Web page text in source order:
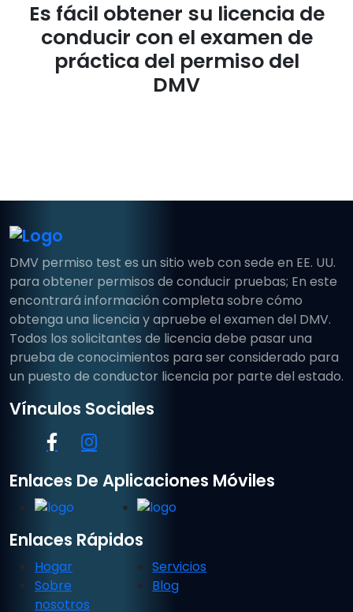
Es fácil obtener su licencia de
conducir con el examen de
práctica del permiso del
DMV
DMV permiso test es un sitio web con sede en EE. UU.
para obtener permisos de conducir pruebas; En este
encontrará información completa sobre cómo
obtenga una licencia y apruebe el examen del DMV.
Todos los solicitantes de licencia debe pasar una
prueba de conocimientos para ser considerado para
un puesto de conductor licencia por parte del estado.
Vínculos Sociales
Enlaces De Aplicaciones Móviles
Enlaces Rápidos
Hogar
Sobre
nosotros
Servicios
Blog